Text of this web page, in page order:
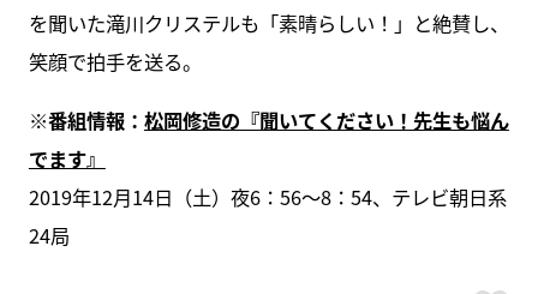
を聞いた滝川クリステルも「素晴らしい！」と絶賛し、
笑顔で拍手を送る。
※番組情報： 松岡修造の『聞いてください！先生も悩ん
でます』
2019年12月14日（土）夜6：56～8：54、テレビ朝日系
24局